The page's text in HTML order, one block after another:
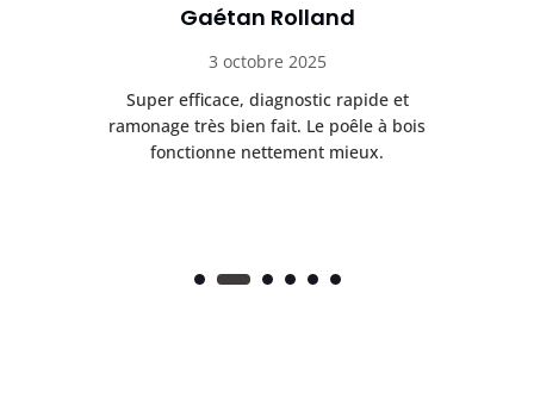
Gaétan Rolland
3 octobre 2025
Super efficace, diagnostic rapide et
ramonage très bien fait. Le poêle à bois
fonctionne nettement mieux.